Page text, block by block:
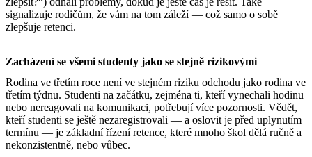
signalizuje rodičům, že vám na tom záleží — což samo o sobě
zlepšuje retenci.
Zacházení se všemi studenty jako se stejně rizikovými
Rodina ve třetím roce není ve stejném riziku odchodu jako rodina ve
třetím týdnu. Studenti na začátku, zejména ti, kteří vynechali hodinu
nebo nereagovali na komunikaci, potřebují více pozornosti. Vědět,
kteří studenti se ještě nezaregistrovali — a oslovit je před uplynutím
termínu — je základní řízení retence, které mnoho škol dělá ručně a
nekonzistentně, nebo vůbec.